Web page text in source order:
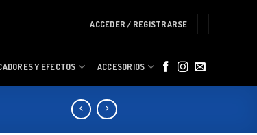
ACCEDER / REGISTRARSE
Y EFECTOS ACCESORIOS